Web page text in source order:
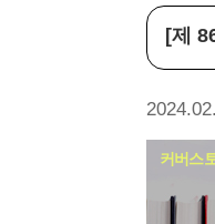
[제
커버스